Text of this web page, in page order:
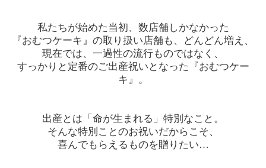
私たちが始めた当初、数店舗しかなかった
『おむつケーキ』の取り扱い店舗も、どんどん増え、
現在では、一過性の流行ものではなく、
すっかりと定番のご出産祝いとなった『おむつケー
キ』。
出産とは「命が生まれる」特別なこと。
そんな特別ことのお祝いだからこそ、
喜んでもらえるものを贈りたい…